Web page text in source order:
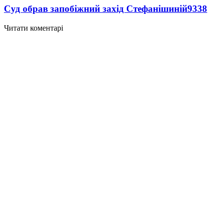
Суд обрав запобіжний захід Стефанішиній9338
Читати коментарі